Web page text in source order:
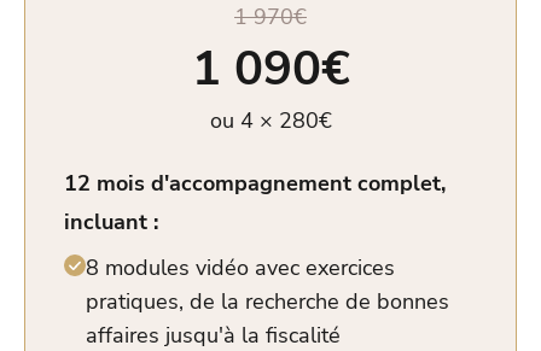
1 970€
1 090€
ou 4 × 280€
12 mois d'accompagnement complet,
incluant :
8 modules vidéo avec exercices
pratiques, de la recherche de bonnes
affaires jusqu'à la fiscalité